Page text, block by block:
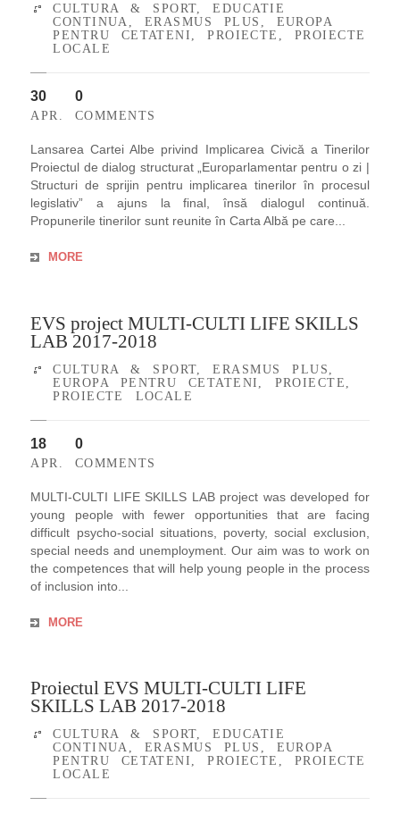
CULTURA & SPORT,EDUCATIE
CONTINUA,ERASMUS PLUS , EUROPA
PENTRU CETATENI,PROIECTE , PROIECTE
LOCALE
30
APR.
0
COMMENTS
Lansarea Cartei Albe privind Implicarea Civică a Tinerilor
Proiectul de dialog structurat „Europarlamentar pentru o zi |
Structuri de sprijin pentru implicarea tinerilor în procesul
legislativ” a ajuns la final, însă dialogul continuă.
Propunerile tinerilor sunt reunite în Carta Albă pe care...
MORE
EVS project MULTI-CULTI LIFE SKILLS
LAB 2017-2018
CULTURA & SPORT,ERASMUS PLUS,
EUROPA PENTRU CETATENI, PROIECTE,
PROIECTE LOCALE
18
APR.
0
COMMENTS
MULTI-CULTI LIFE SKILLS LAB project was developed for
young people with fewer opportunities that are facing
difficult psycho-social situations, poverty, social exclusion,
special needs and unemployment. Our aim was to work on
the competences that will help young people in the process
of inclusion into...
MORE
Proiectul EVS MULTI-CULTI LIFE
SKILLS LAB 2017-2018
CULTURA & SPORT,EDUCATIE
CONTINUA,ERASMUS PLUS , EUROPA
PENTRU CETATENI,PROIECTE , PROIECTE
LOCALE